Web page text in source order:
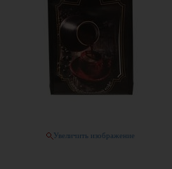
Увеличить изображение